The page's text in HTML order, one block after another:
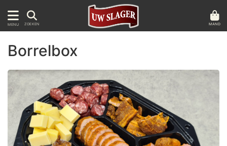
MENU ZOEKEN MAND
Borrelbox